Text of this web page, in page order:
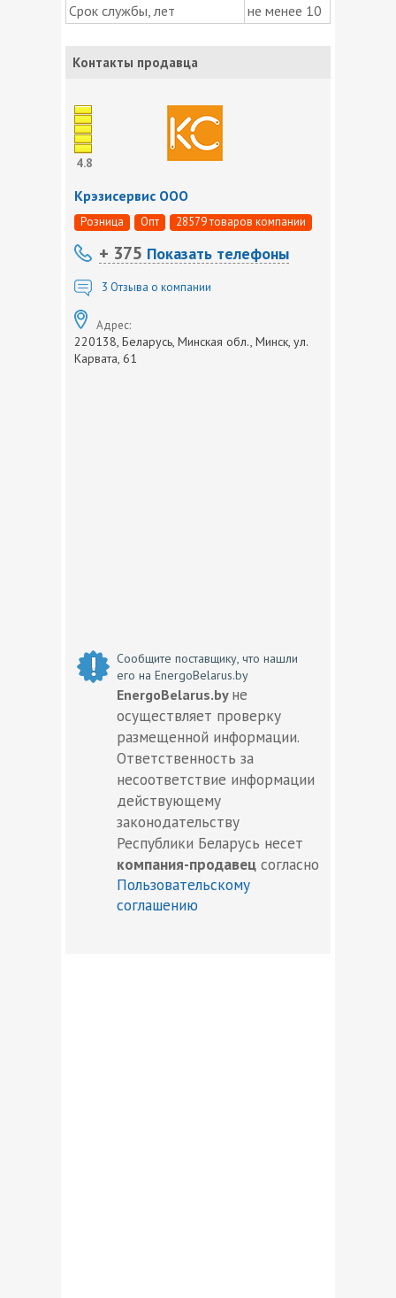
Срок службы, лет не менее 10
Контакты продавца
4.8
Крэзисервис ООО
Розница Опт 28579 товаров компании
+ 375 Показать телефоны
3 Отзыва о компании
Адрес:
220138, Беларусь, Минская обл., Минск, ул.
Карвата, 61
Сообщите поставщику, что нашли
его на EnergoBelarus.by
EnergoBelarus.by не
осуществляет проверку
размещенной информации.
Ответственность за
несоответствие информации
действующему
законодательству
Республики Беларусь несет
компания-продавец согласно
Пользовательскому
соглашению